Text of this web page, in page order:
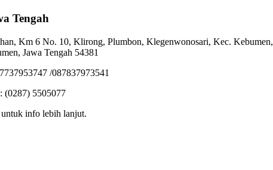
Tengah
Km 6 No. 10, Klirong, Plumbon, Klegenwonosari, Kec. Kebumen,
Jawa Tengah 54381
/087837973541
(0287) 5505077
untuk info lebih lanjut.